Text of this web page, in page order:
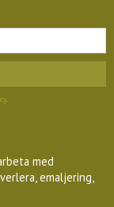
.
med
emaljering,